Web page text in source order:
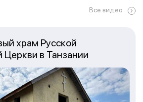
Все видео
храм Русской
Церкви в Танзании